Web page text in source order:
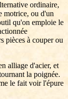
ordinaire,
motrice, ou d'un
qu'on emploie le
pièces à couper ou
alliage d'acier, et
la poignée.
le fait voir l'épure